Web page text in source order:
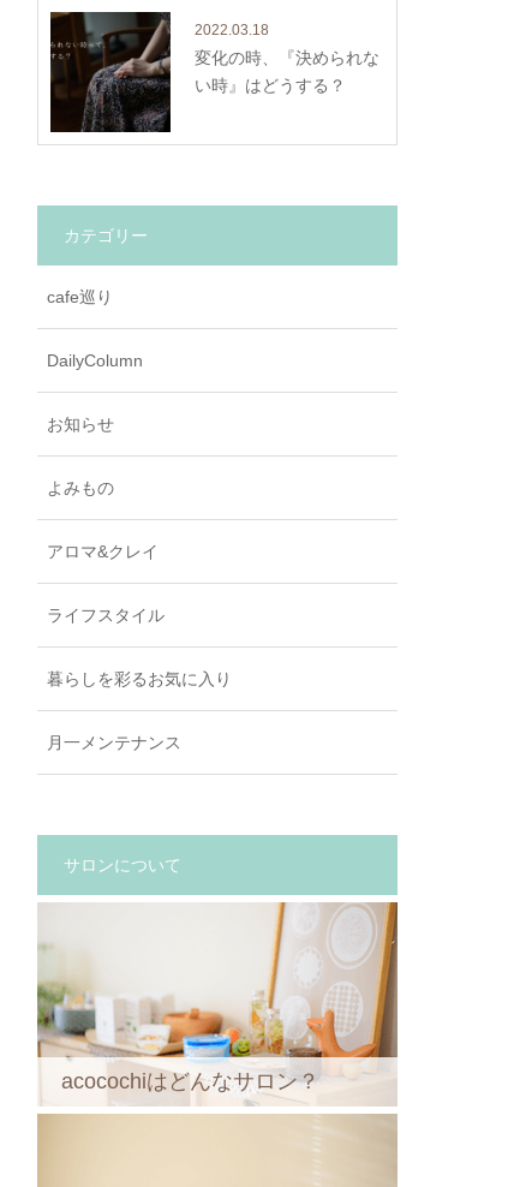
2022.03.18
変化の時、『決められな
い時』はどうする？
カテゴリー
cafe巡り
DailyColumn
お知らせ
よみもの
アロマ&クレイ
ライフスタイル
暮らしを彩るお気に入り
月一メンテナンス
サロンについて
acocochiはどんなサロン？